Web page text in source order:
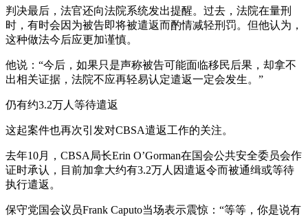
判决最后，法官还向法院系统发出提醒。过去，法院在量刑
时，有时会因为被告即将被遣返而酌情减轻刑罚。但他认为，
这种做法今后应更加谨慎。
他说：“今后，如果只是声称被告可能面临移民后果，却拿不
出相关证据，法院不应再轻易认定遣返一定会发生。”
仍有约3.2万人等待遣返
这起案件也再次引发对CBSA遣返工作的关注。
去年10月，CBSA局长Erin O’Gorman在国会公共安全委员会作
证时承认，目前加拿大约有3.2万人因遣返令而被通缉或等待
执行遣返。
保守党国会议员Frank Caputo当场表示震惊：“等等，你是说有